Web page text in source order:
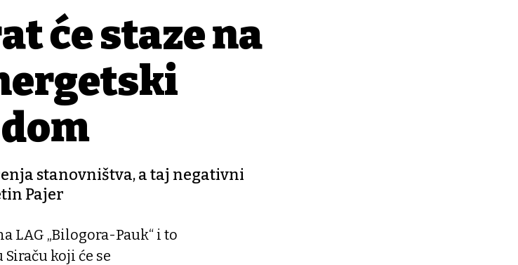
će staze na
stanovništva, a taj negativni
Pajer
LAG „Bilogora-Pauk“ i to
koji će se